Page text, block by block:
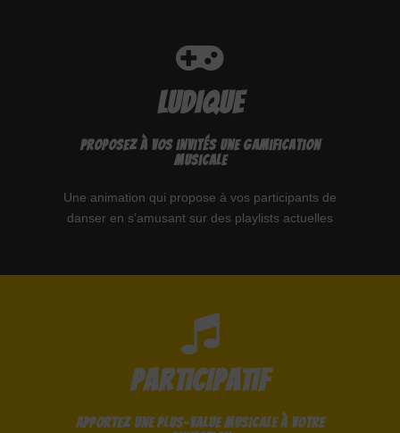
LUDIQUE
Proposez à vos invités une gamification
musicale
Une animation qui propose à vos participants de
danser en s’amusant sur des playlists actuelles
PARTICIPATIF
Apportez une plus-value musicale à votre